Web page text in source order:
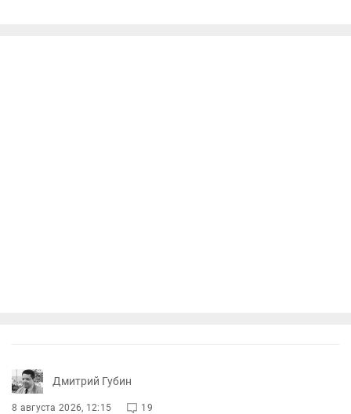
Дмитрий Губин
8 августа 2026, 12:15 19